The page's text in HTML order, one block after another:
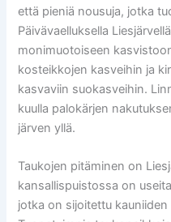
että pieniä nousuja, jotka
Päivävaelluksella
monimuotoiseen
kosteikkojen kasveihin ja
kasvaviin suokasveihin.
kuulla palokärjen
järven yllä.
Taukojen pitäminen on
kansallispuistossa on
jotka on sijoitettu kauniiden